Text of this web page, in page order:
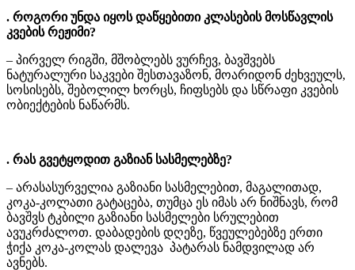
. როგორი უნდა იყოს დაწყებითი კლასების მოსწავლის
კვების რეჟიმი?
– პირველ რიგში, მშობლებს ვურჩევ, ბავშვებს
ნატურალური საკვები შესთავაზონ, მოარიდონ ძეხვეულს,
სოსისებს, შებოლილ ხორცს, ჩიფსებს და სწრაფი კვების
ობიექტების ნაწარმს.
. რას გვეტყოდით გაზიან სასმელებზე?
– არასასურველია გაზიანი სასმელებით, მაგალითად,
კოკა-კოლათი გატაცება, თუმცა ეს იმას არ ნიშნავს, რომ
ბავშვს ტკბილი გაზიანი სასმელები სრულებით
ავუკრძალოთ. დაბადების დღეზე, წვეულებებზე ერთი
ჭიქა კოკა-კოლას დალევა პატარას ნამდვილად არ
ავნებს.